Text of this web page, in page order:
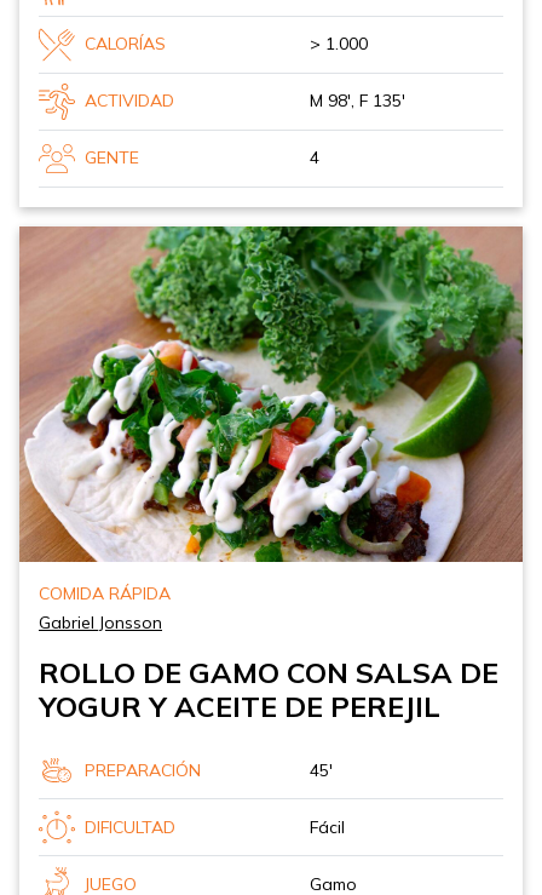
CALORÍAS > 1.000
ACTIVIDAD M 98', F 135'
GENTE 4
COMIDA RÁPIDA
Gabriel Jonsson
ROLLO DE GAMO CON SALSA DE
YOGUR Y ACEITE DE PEREJIL
PREPARACIÓN 45'
DIFICULTAD Fácil
JUEGO Gamo